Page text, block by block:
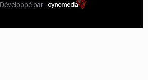
Développé par